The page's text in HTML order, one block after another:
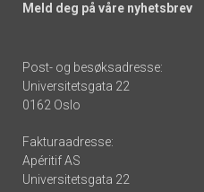
Meld deg på våre nyhetsbrev
Post- og besøksadresse:
Universitetsgata 22
0162 Oslo
Fakturaadresse:
Apéritif AS
Universitetsgata 22